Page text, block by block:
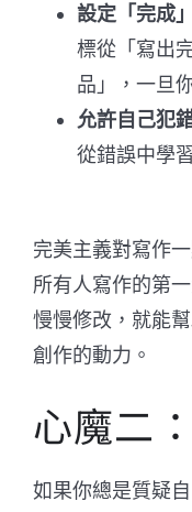
設定「完成
標從「寫出
品」，一旦
允許自己犯
從錯誤中學
完美主義對寫作
所有人寫作的第
慢慢修改，就能
創作的動力。
心魔二
如果你總是質疑